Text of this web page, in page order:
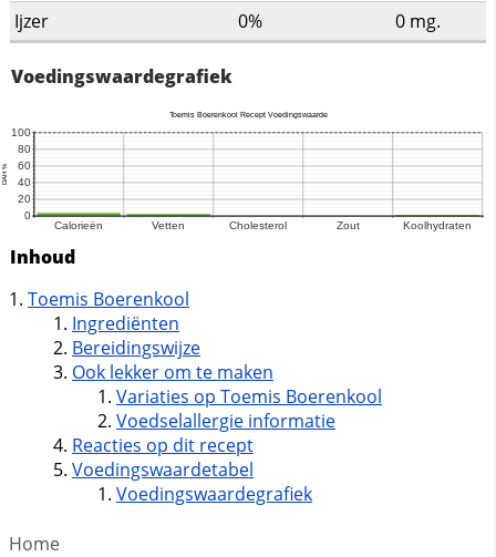
Ijzer 0% 0 mg.
Voedingswaardegrafiek
Inhoud
Toemis Boerenkool
Ingrediënten
Bereidingswijze
Ook lekker om te maken
Variaties op Toemis Boerenkool
Voedselallergie informatie
Reacties op dit recept
Voedingswaardetabel
Voedingswaardegrafiek
Home